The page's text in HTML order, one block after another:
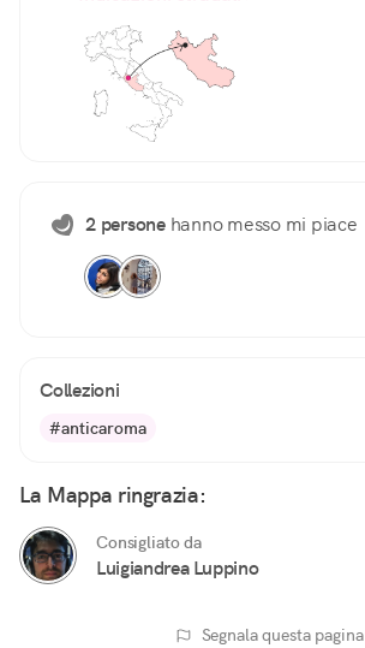
2 personehanno messo mi piace
Collezioni
#anticaroma
La Mappa ringrazia:
Consigliato da
Luigiandrea Luppino
Segnala questa pagina